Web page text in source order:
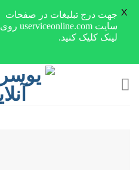
جهت درج تبلیغات در صفحات
سایت userviceonline.com روی
لینک کلیک کنید.
X